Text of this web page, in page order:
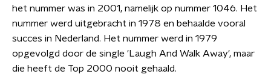
het nummer was in 2001, namelijk op nummer 1046. Het
nummer werd uitgebracht in 1978 en behaalde vooral
succes in Nederland. Het nummer werd in 1979
opgevolgd door de single 'Laugh And Walk Away', maar
die heeft de Top 2000 nooit gehaald.